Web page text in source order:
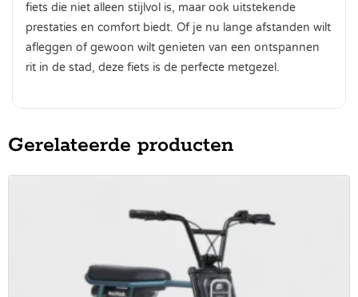
fiets die niet alleen stijlvol is, maar ook uitstekende
prestaties en comfort biedt. Of je nu lange afstanden wilt
afleggen of gewoon wilt genieten van een ontspannen
rit in de stad, deze fiets is de perfecte metgezel.
Gerelateerde producten